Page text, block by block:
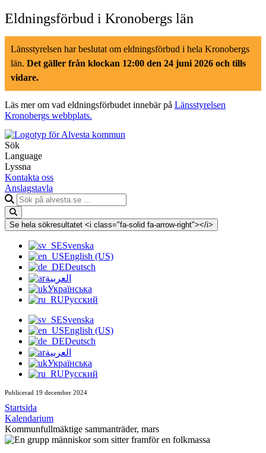
Hoppa
till
innehåll
Eldningsförbud i Kronobergs län
Länsstyrelsen har beslutat om eldningsförbud i hela Kronobergs
län. Det gäller från klockan 12:00 den 24 juni 2026 och tills
vidare.
Läs mer om vad eldningsförbudet innebär på Länsstyrelsen
Kronobergs webbplats.
Sök
Language
Lyssna
Kontakta oss
Anslagstavla
Sök
på
alvesta.se
Se hela sökresultatet <i class="fa-solid fa-arrow-right"></i>
Svenska
English (US)
Deutsch
العربية
Українська
Русский
Svenska
English (US)
Deutsch
العربية
Українська
Русский
Publicerad 19 december 2024
Startsida
Kalendarium
Kommunfullmäktige sammanträder, mars